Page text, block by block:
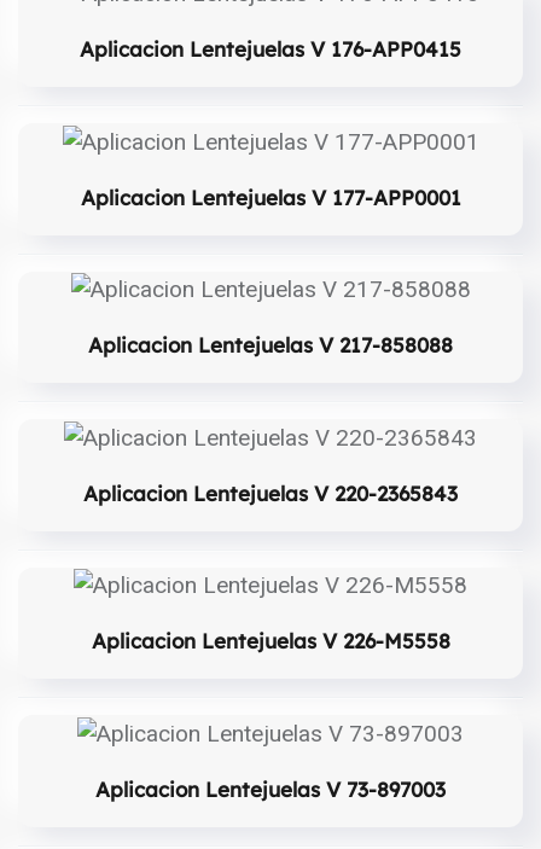
Aplicacion Lentejuelas V 176-APP0415
Aplicacion Lentejuelas V 177-APP0001
Aplicacion Lentejuelas V 217-858088
Aplicacion Lentejuelas V 220-2365843
Aplicacion Lentejuelas V 226-M5558
Aplicacion Lentejuelas V 73-897003